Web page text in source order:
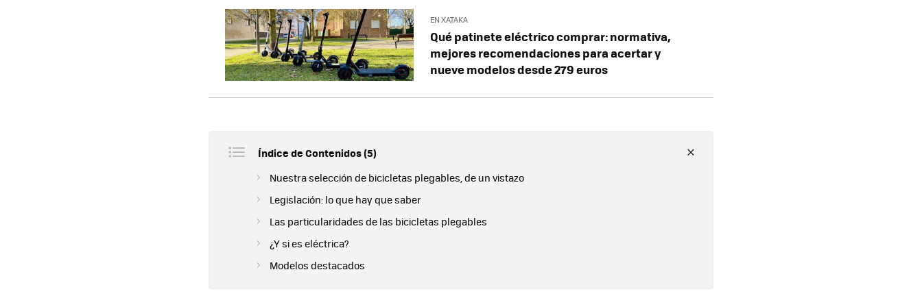
EN XATAKA
Qué patinete eléctrico comprar: normativa,
mejores recomendaciones para acertar y
nueve modelos desde 279 euros
Índice de Contenidos (5)
Nuestra selección de bicicletas plegables, de un vistazo
Legislación: lo que hay que saber
Las particularidades de las bicicletas plegables
¿Y si es eléctrica?
Modelos destacados